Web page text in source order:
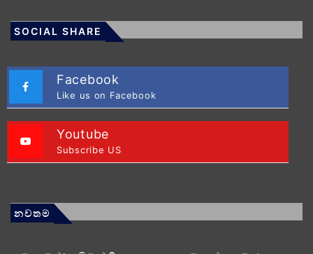
SOCIAL SHARE
Facebook
Like us on Facebook
Youtube
Subscribe US
නවතම